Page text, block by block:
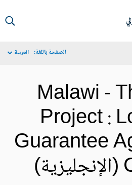
الصفحة باللغة: العربية
Malawi -
Project :
Guarantee